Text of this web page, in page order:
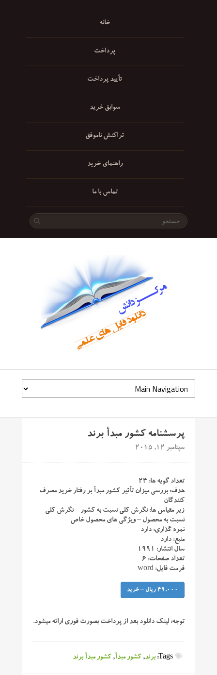
خانه
پرداخت
تأیید پرداخت
سوابق خرید
تراکنش ناموفق
راهنمای خرید
تماس با ما
پرسشنامه کشور مبدأ برند
سپتامبر 12, 2015
تعداد گویه ها: ۲۴
هدف: بررسی میزان تأثیر کشور مبدأ بر رفتار خرید مصرف
کنندگان
زیر مقیاس ها: نگرش کلی نسبت به کشور – نگرش کلی
نسبت به محصول – ویژگی های محصول خاص
نمره گذاری: دارد
منبع: دارد
سال انتشار: ۱۹۹۱
تعداد صفحات: ۶
فرمت فایل: word
49,000 ریال – خرید
توجه: لینک دانلود بعد از پرداخت بصورت فوری ارائه میشود.
Tags: برند, کشور مبدأ, کشور مبدأ برند